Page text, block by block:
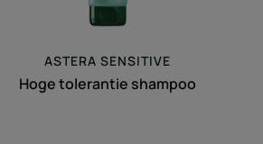
ASTERA SENSITIVE
Hoge tolerantie shampoo